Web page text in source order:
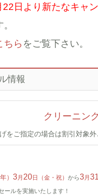
日より新たなキャ
ちら をご覧下さい。
情報
クリーニン
をご指定の場合は割引対象
） 3月 20日（金・祝） から3月31
ールを実施いたします！